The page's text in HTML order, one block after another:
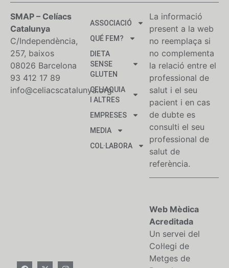
SMAP – Celíacs
Catalunya
C/Independència,
257, baixos
08026 Barcelona
93 412 17 89
info@celiacscatalunya.org
ASSOCIACIÓ
QUÉ FEM?
DIETA
SENSE
GLUTEN
CELIAQUIA
I ALTRES
EMPRESES
MEDIA
COL·LABORA
La informació
present a la web
no reemplaça si
no complementa
la relació entre el
professional de
salut i el seu
pacient i en cas
de dubte es
consulti el seu
professional de
salut de
referència.
Web Mèdica
Acreditada
Un servei del
Col·legi de
Metges de